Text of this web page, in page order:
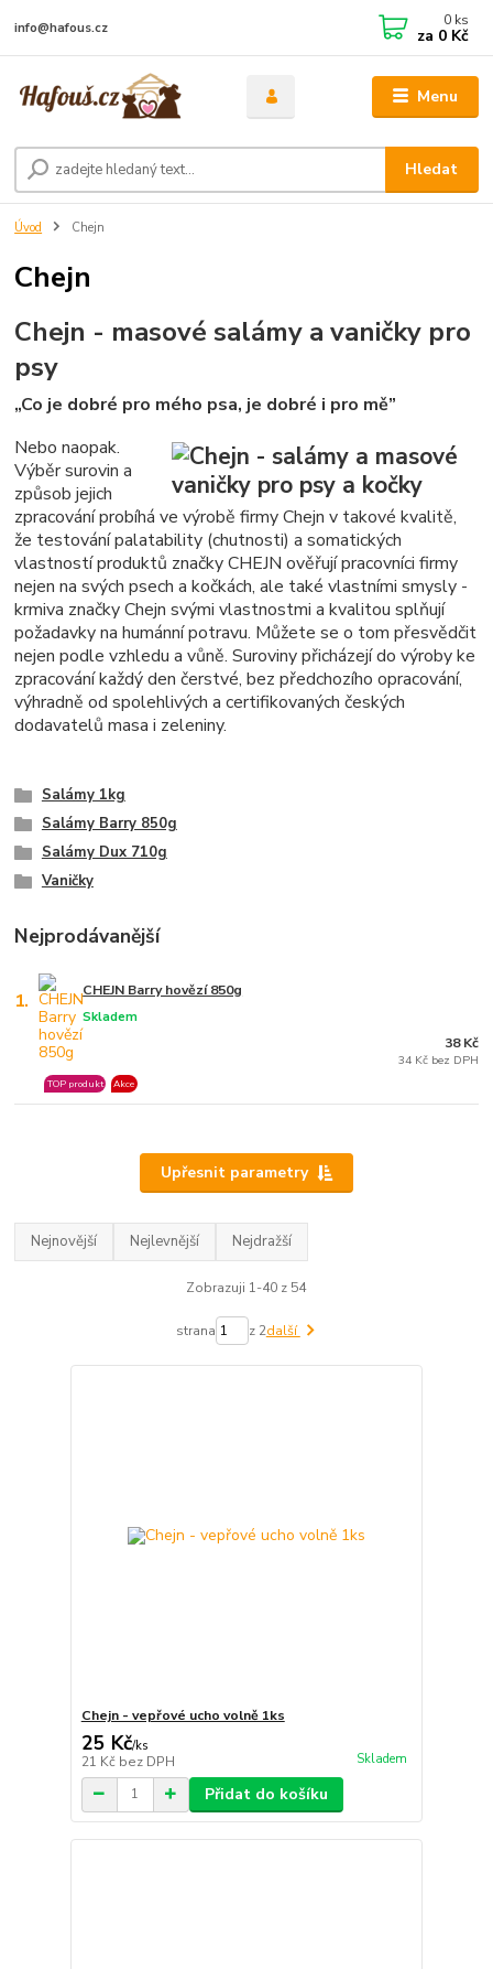
Menu
Hledat
info@hafous.cz 0 ks
za 0 Kč
Úvod Chejn
Chejn
Chejn - masové salámy a vaničky pro
psy
„Co je dobré pro mého psa, je dobré i pro mě”
Nebo naopak.
Výběr surovin a
způsob jejich
zpracování probíhá ve výrobě firmy Chejn v takové kvalitě,
že testování palatability (chutnosti) a somatických
vlastností produktů značky CHEJN ověřují pracovníci firmy
nejen na svých psech a kočkách, ale také vlastními smysly -
krmiva značky Chejn svými vlastnostmi a kvalitou splňují
požadavky na humánní potravu. Můžete se o tom přesvědčit
nejen podle vzhledu a vůně. Suroviny přicházejí do výroby ke
zpracování každý den čerstvé, bez předchozího opracování,
výhradně od spolehlivých a certifikovaných českých
dodavatelů masa i zeleniny.
Salámy 1kg
Salámy Barry 850g
Salámy Dux 710g
Vaničky
Nejprodávanější
1. CHEJN Barry hovězí 850g
Skladem
TOP produkt Akce
38 Kč
34 Kč bez DPH
Upřesnit parametry
Nejnovější Nejlevnější Nejdražší
Zobrazuji 1-40 z 54
strana z 2další
Chejn - vepřové ucho volně 1ks
25 Kč/ks
21 Kč bez DPH Skladem
Přidat do košíku